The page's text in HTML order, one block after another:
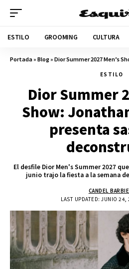
ESTILO GROOMING CULTURA
Portada»Blog»Dior Summer 2027 Men’s Show:
ESTILO
Dior Summer
Show:
presenta
El desfile Dior Men's Summer 2027
junio trajo la fiesta a la semana
LAST UPDATED: JUNIO
CANDEL